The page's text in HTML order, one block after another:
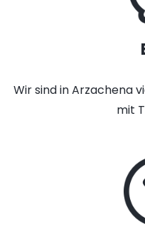
Wir sind in Arzachena
mit